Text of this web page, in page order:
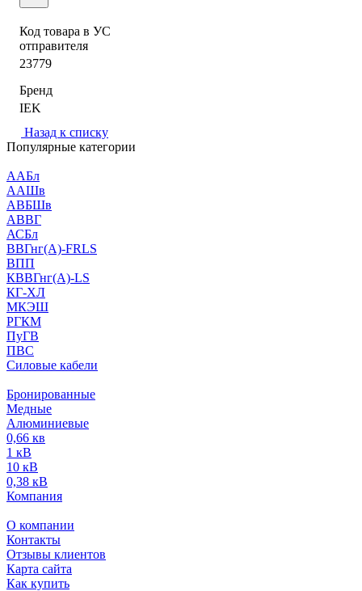
Код товара в УС
отправителя
23779
Бренд
IEK
Назад к списку
Популярные категории
ААБл
ААШв
АВБШв
АВВГ
АСБл
ВВГнг(А)-FRLS
ВПП
КВВГнг(А)-LS
КГ-ХЛ
МКЭШ
РГКМ
ПуГВ
ПВС
Силовые кабели
Бронированные
Медные
Алюминиевые
0,66 кв
1 кВ
10 кВ
0,38 кВ
Компания
О компании
Контакты
Отзывы клиентов
Карта сайта
Как купить